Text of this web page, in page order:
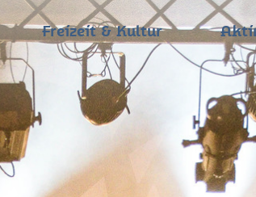
Freizeit & Kultur